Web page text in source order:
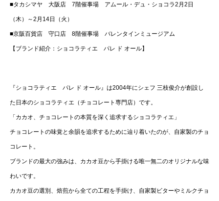
■タカシマヤ 大阪店 7階催事場 アムール・デュ・ショコラ2月2日
（木）～2月14日（火）
■京阪百貨店 守口店 8階催事場 バレンタインミュージアム
【ブランド紹介：ショコラティエ パレ ド オール】
『ショコラティエ パレ ド オール』は2004年にシェフ 三枝俊介が創設し
た日本のショコラティエ（チョコレート専門店）です。
「カカオ、チョコレートの本質を深く追求するショコラティエ」
チョコレートの味覚と余韻を追求するために辿り着いたのが、自家製のチョ
コレート。
ブランドの最大の強みは、カカオ豆から手掛ける唯一無二のオリジナルな味
わいです。
カカオ豆の選別、焙煎から全ての工程を手掛け、自家製ビターやミルクチョ